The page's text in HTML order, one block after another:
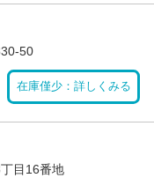
50
在庫僅少：詳しくみる
目16番地